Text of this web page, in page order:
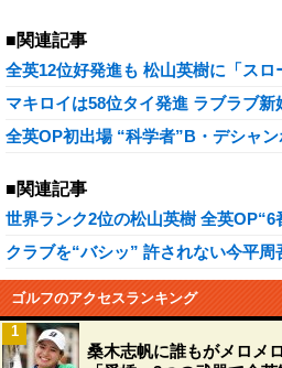
■関連記事
全英12位好発進も 松山英樹に「ス
マキロイは58位タイ発進 ラブラブ新
全英OP初出場 “科学者”B・デシャ
■関連記事
世界ランク2位の松山英樹 全英OP“6
クラブを“バシッ” 許されない今平
ゴルフのアクセスランキング
桑木志帆に誰もがメロメ
1